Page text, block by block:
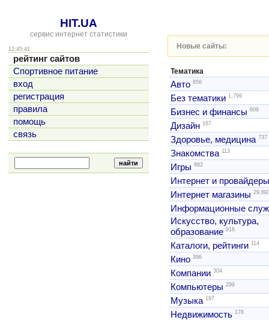
HIT.UA
сервис интернет статистики
12:45:41
рейтинг сайтов
Спортивное питание
вход
регистрация
правила
помощь
связь
Новые сайты:
Тематика
Авто 856
Без тематики 1,799
Бизнес и финансы 609
Дизайн 167
Здоровье, медицина 737
Знакомства 113
Игры 682
Интернет и провайдеры
Интернет магазины
Информационные
Искусство, культура,
образование 916
Каталоги, рейтинги 114
Кино 396
Компании 304
Компьютеры 299
Музыка 197
Недвижимость 178